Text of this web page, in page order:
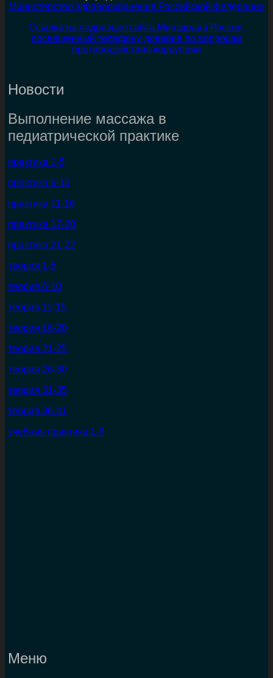
Министерство здравоохранения Российской Федерации
Ссылка на подраздел сайта Минздрава России,
посвященный телефону доверия по вопросам
противодействия коррупции
Новости
Выполнение массажа в
педиатрической практике
практика 1-5
практика 6-10
практика 11-16
практика 17-20
практика 21-22
теория 1-5
теория 6-10
теория 11-15
теория 16-20
теория 21-25
теория 26-30
теория 31-35
теория 36-41
учебная практика 1-9
Меню